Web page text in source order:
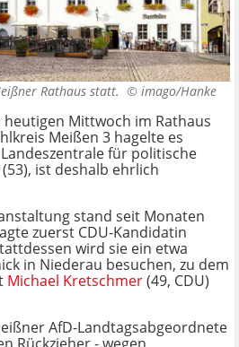
Rathaus statt. © imago/Hanke
Mittwoch im Rathaus
Meißen 3 hagelte es
für politische
ist deshalb ehrlich
stand seit Monaten
zuerst CDU-Kandidatin
wird sie ein etwa
in Niederau besuchen, zu dem
Michael Kretschmer(49, CDU)
AfD-Landtagsabgeordnete